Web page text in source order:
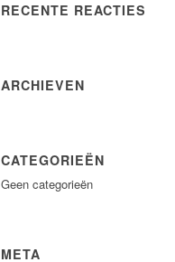
RECENTE REACTIES
ARCHIEVEN
CATEGORIEËN
Geen categorieën
META